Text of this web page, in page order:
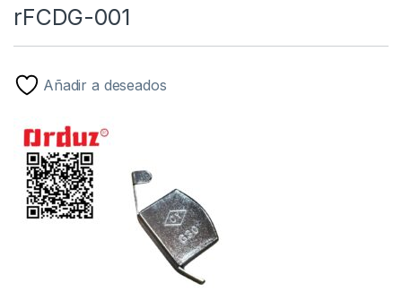
rFCDG-001
Añadir a deseados